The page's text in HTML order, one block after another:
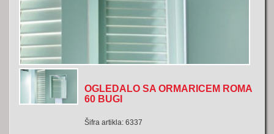
OGLEDALO SA ORMARICEM ROMA
60 BUGI
Šifra artikla: 6337